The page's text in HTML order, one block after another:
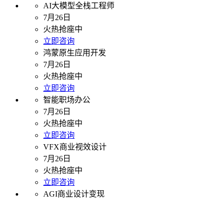
AI大模型全栈工程师
7月26日
火热抢座中
立即咨询
鸿蒙原生应用开发
7月26日
火热抢座中
立即咨询
智能职场办公
7月26日
火热抢座中
立即咨询
VFX商业视效设计
7月26日
火热抢座中
立即咨询
AGI商业设计变现